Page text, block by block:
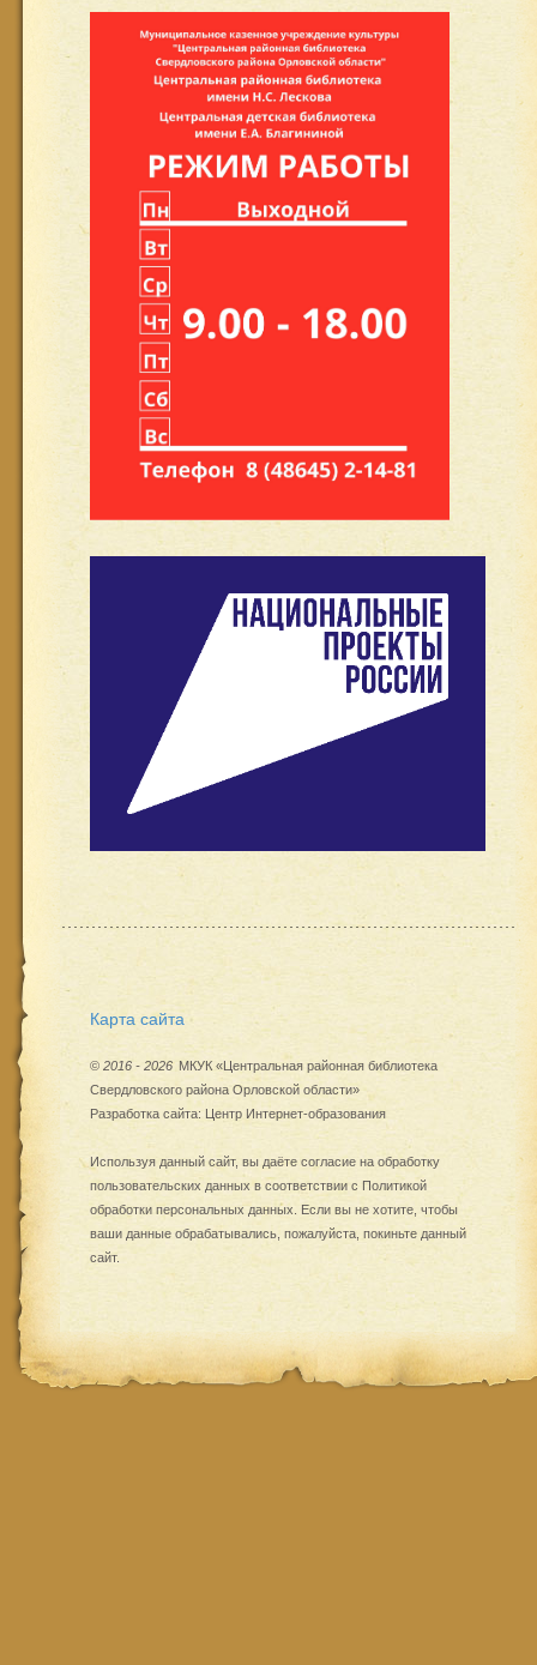
Карта сайта
© 2016 - 2026 МКУК «Центральная районная библиотека
Свердловского района Орловской области»
Разработка сайта: Центр Интернет-образования
Используя данный сайт, вы даёте согласие на обработку
пользовательских данных в соответствии с Политикой
обработки персональных данных . Если вы не хотите, чтобы
ваши данные обрабатывались, пожалуйста, покиньте данный
сайт.